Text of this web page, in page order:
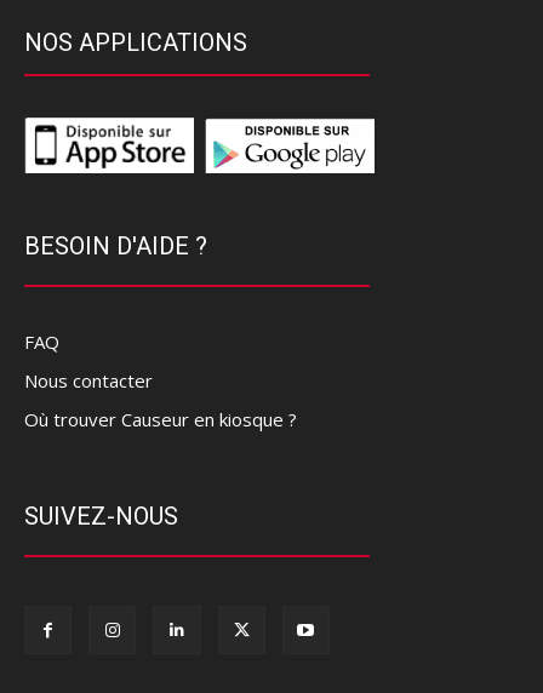
NOS APPLICATIONS
BESOIN D'AIDE ?
FAQ
Nous contacter
Où trouver Causeur en kiosque ?
SUIVEZ-NOUS